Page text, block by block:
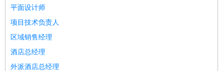
平面设计师
项目技术负责人
区域销售经理
酒店总经理
外派酒店总经理